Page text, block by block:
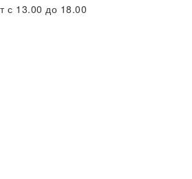
с 13.00 до 18.00